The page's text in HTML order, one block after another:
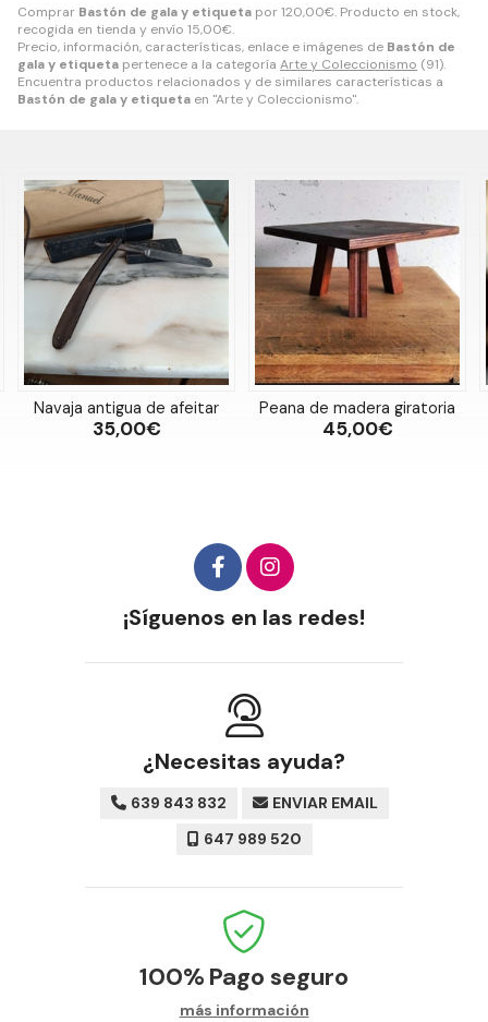
Comprar Bastón de gala y etiqueta por120,00€. Producto en stock,
recogida en tienda y envío 15,00€.
Precio, información, características, enlace e imágenes de Bastón de
gala y etiqueta pertenece a la categoría Arte y Coleccionismo (91).
Encuentra productos relacionados y de similares características a
Bastón de gala y etiqueta en "Arte y Coleccionismo".
Navaja antigua de afeitar
35,00€
Peana de madera giratoria
45,00€
¡Síguenos en las redes!
¿Necesitas ayuda?
639 843 832
ENVIAR EMAIL
647 989 520
100% Pago seguro
más información